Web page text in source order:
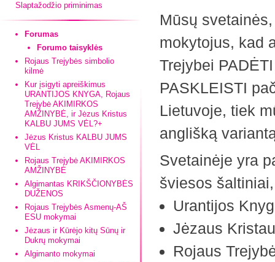
Slaptažodžio priminimas
Forumas
Forumo taisyklės
Rojaus Trejybės simbolio
kilmė
Kur įsigyti apreiškimus
URANTIJOS KNYGA, Rojaus
Trejybė AKIMIRKOS
AMŽINYBĖ, ir Jėzus Kristus
KALBU JUMS VĖL?+
Jėzus Kristus KALBU JUMS
VĖL
Rojaus Trejybė AKIMIRKOS
AMŽINYBĖ
Algimantas KRIKŠČIONYBĖS
DUŽENOS
Rojaus Trejybės Asmenų-AŠ
ESU mokymai
Jėzaus ir Kūrėjo kitų Sūnų ir
Dukrų mokymai
Algimanto mokymai
Mūsų
mokytojus, kad
Trejybei
PASKLEISTI
Lietuvoje, tiek
anglišką
Svetainėje yra
šviesos
Urantijos
Jėzaus
Rojaus